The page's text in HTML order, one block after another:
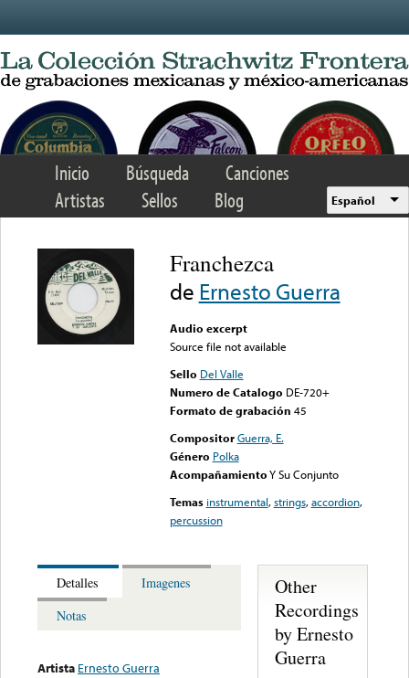
Inicio Búsqueda
Canciones
Artistas
Sellos Blog Español
Franchezca
de Ernesto Guerra
Audio excerpt
Source file not available
Sello Del Valle
Numero de Catalogo DE-720+
Formato de grabación 45
Compositor Guerra, E.
Género Polka
AcompañamientoY Su Conjunto
Temas instrumental,strings,accordion,
percussion
Detalles
Imagenes
Notas
Artista Ernesto Guerra
Other
Recordings
by Ernesto
Guerra